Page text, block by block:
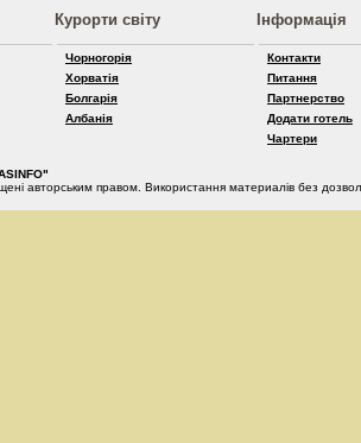
Курорти світу
Чорногорія
Хорватія
Болгарія
Албанія
Інформація
Контакти
Питання
Партнерство
Додати готель
Чартери
авторським правом. Використання материалів без